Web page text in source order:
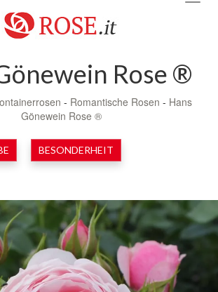
Rose ®
- Romantische Rosen - Hans
Gönewein Rose ®
BESONDERHEIT